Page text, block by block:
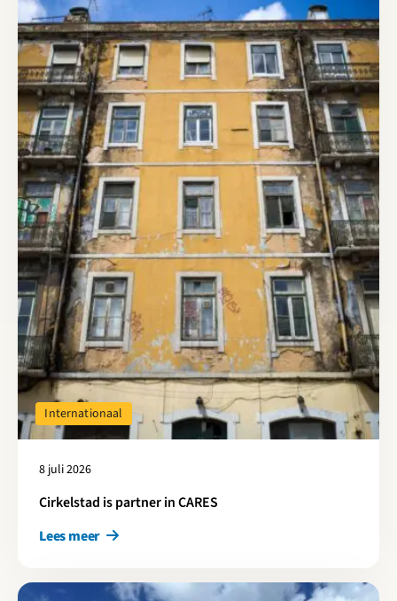
8 juli 2026
Cirkelstad is partner in CARES
Internationaal
Lees meer
Lees meer over Haarlem-Kennemerland: Hoe optimaliseer je